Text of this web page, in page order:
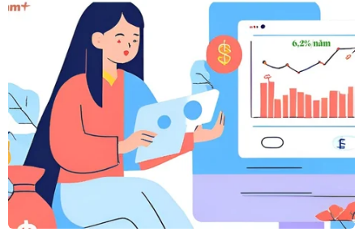
đầu tiên sau 4 tuần giảm.
(TTXVN/Vietnam+)